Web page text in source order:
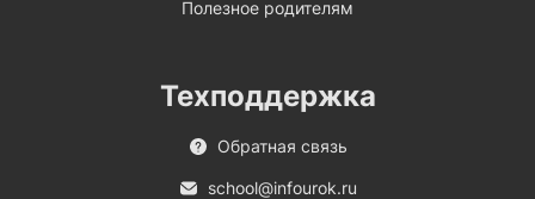
Полезное родителям
Техподдержка
Обратная связь
school@infourok.ru